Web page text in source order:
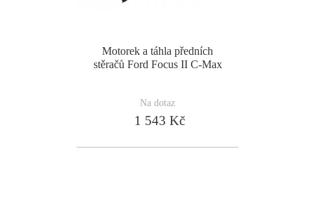
Motorek a táhla předních
stěračů Ford Focus II C-Max
Na dotaz
1 543 Kč